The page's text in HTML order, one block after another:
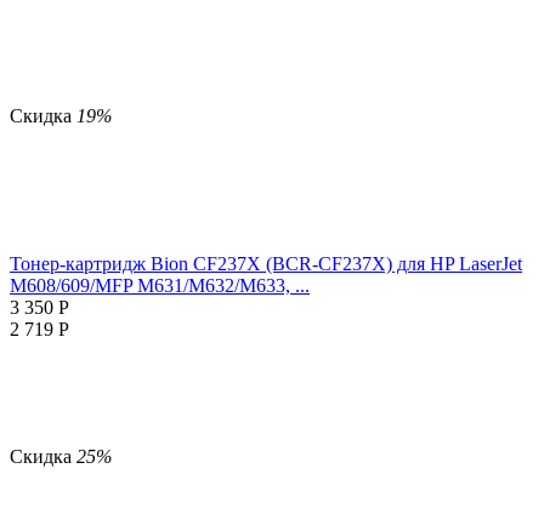
Скидка 19%
Тонер-картридж Bion CF237X (BCR-CF237X) для HP LaserJet
M608/609/MFP M631/M632/M633, ...
3 350 Р
2 719 Р
Скидка 25%